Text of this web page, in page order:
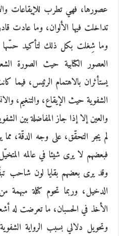
عصورها، فهي تطرب للإيقاعات
تداخلت فيها الألوان، وما عادت
وما شِغلت بكل ذلك لتأكيد حسّها
العصور الكتابية حيث الصورة
يستأثران بالاهتمام الرئيس، فيما
الشفوية حيث الإيقاع، والتنغيم،
والعين إلا إذا جاز المفاضلة بين
لم يجر التحقّق، على وجه الدقّة، مما
فبعضهم لا يرى شيئا في عالمه
وقد يرى بعضهم بقايا لون شاحب
الدخيل، وربما تحوم كتلة مبهمة
الأخذ في الحسبان، ما تعرضت له
وتحويل دلالي بسبب الرواية